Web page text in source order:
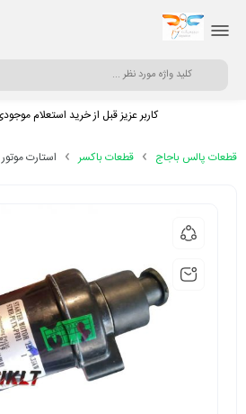
کاربر عزیز قبل از خرید استعلام
قطعات پالس باجاج قطعات باکسر استارت موتور باکسر